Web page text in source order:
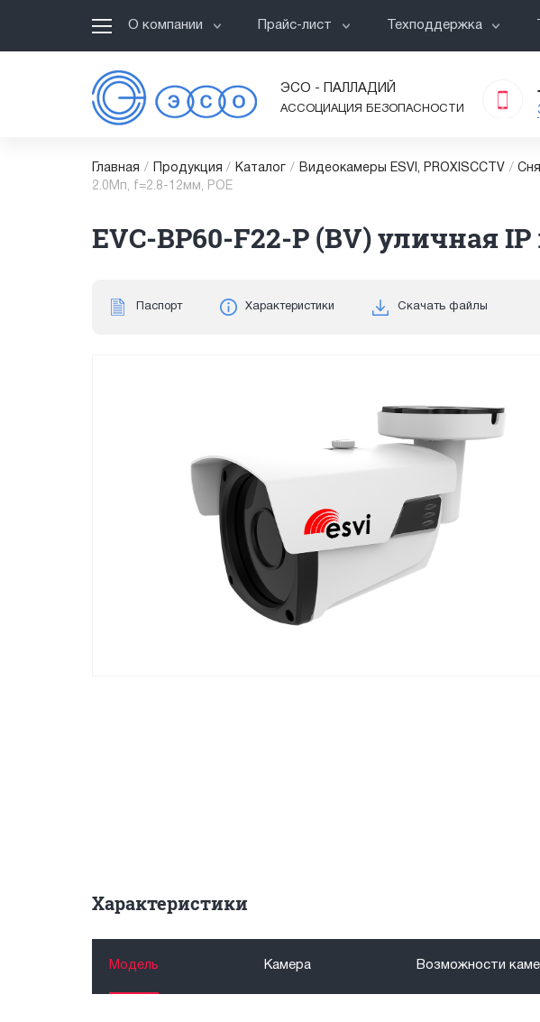
О компании Прайс-лист Техподдержка
ЭСО - ПАЛЛАДИЙ
АССОЦИАЦИЯ БЕЗОПАСНОСТИ
Главная / Продукция / Каталог / Видеокамеры ESVI, PROXISCCTV /
2.0Мп, f=2.8-12мм, POE
EVC-BP60-F22-P (BV) уличная
Паспорт Характеристики Скачать файлы
Характеристики
Модель Камера Возможности